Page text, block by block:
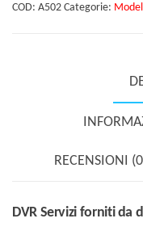
COD: A502 Categorie:
RECENSIONI
DVR Servizi forniti da